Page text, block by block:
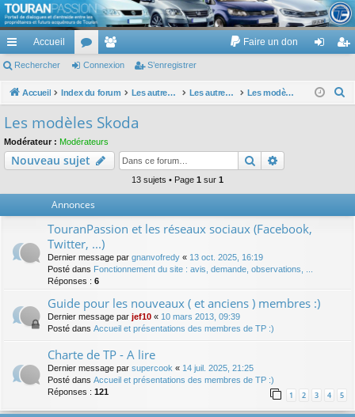
TouranPassion
Le forum des propriétaires ou futurs acquéreurs du Volkswagen Touran
cc
ès
pi
de
Accueil
or
u
e
m
Faire un don
ne nr
Rechercher Connexion S’enregistrer
Accueil Index du forum Les autres voitures et ce qui touche à la voiture Les autres modèles du groupe VW Les modèles Skoda
c
Les modèles Skoda
Modérateur : Modérateurs
Nouveau sujet Rechercher
13 sujets • Page 1 sur 1
Annonces
TouranPassion et les réseaux sociaux (Facebook,
Twitter, ...)
Dernier message par gnanvofredy « 13 oct. 2025, 16:19
Posté dans Fonctionnement du site : avis, demande, observations, ...
Réponses : 6
Guide pour les nouveaux ( et anciens ) membres :)
Dernier message par jef10 « 10 mars 2013, 09:39
Posté dans Accueil et présentations des membres de TP :)
Charte de TP - A lire
Dernier message par supercook « 14 juil. 2025, 21:25
Posté dans Accueil et présentations des membres de TP :)
Réponses : 121 1 2 3 4 5